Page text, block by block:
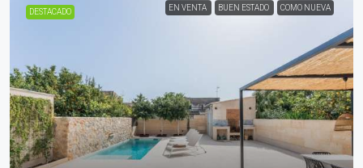
DESTACADO EN VENTA BUEN ESTADO COMO NUEVA